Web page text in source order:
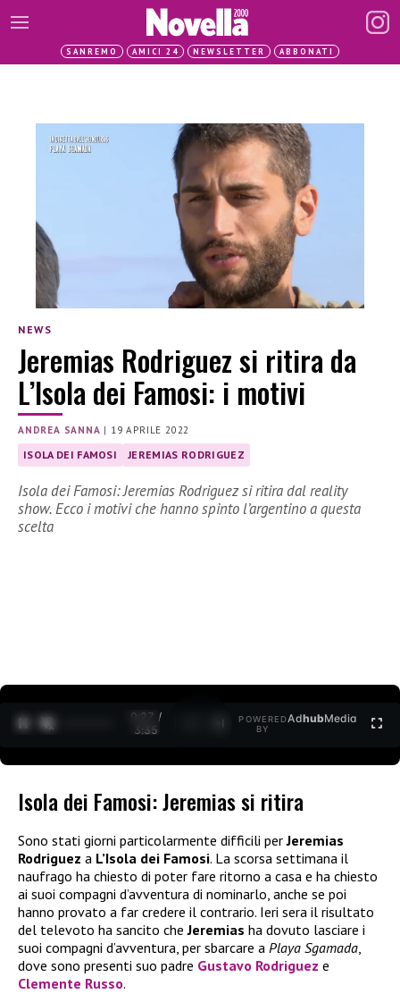
SANREMO AMICI 24 NEWSLETTER ABBONATI
NEWS
Jeremias Rodriguez si ritira da
L’Isola dei Famosi: i motivi
ANDREA SANNA | 19 APRILE 2022
ISOLA DEI FAMOSI JEREMIAS RODRIGUEZ
Isola dei Famosi: Jeremias Rodriguez si ritira dal reality
show. Ecco i motivi che hanno spinto l’argentino a questa
scelta
0:27 /
3:35
POWERED
BY
AdhubMedia
Isola dei Famosi: Jeremias si ritira
Sono stati giorni particolarmente difficili perJeremias
Rodriguez a L’Isola dei Famosi. La scorsa settimana il
naufrago ha chiesto di poter fare ritorno a casa e ha chiesto
ai suoi compagni d’avventura di nominarlo, anche se poi
hanno provato a far credere il contrario. Ieri sera il risultato
del televoto ha sancito che Jeremias ha dovuto lasciare i
suoi compagni d’avventura, per sbarcare a Playa Sgamada,
dove sono presenti suo padre Gustavo Rodriguez e
Clemente Russo.